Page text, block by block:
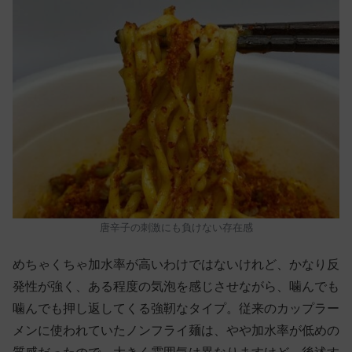
唐辛子の刺激にも負けない存在感
めちゃくちゃ加水率が高いわけではないけれど、かなり反
発性が強く、ある程度の気泡を感じさせながら、噛んでも
噛んでも押し返してくる強靭なタイプ。従来のカップラー
メンに使われていたノンフライ麺は、やや加水率が低めの